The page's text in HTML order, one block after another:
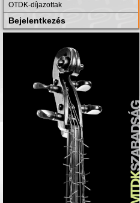
OTDK-díjazottak
Bejelentkezés